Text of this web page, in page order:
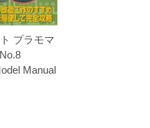
プラモマ
Manual